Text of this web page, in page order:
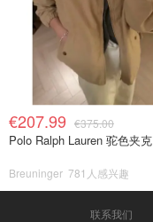
€207.99 €375.00
Polo Ralph Lauren 驼色夹克
Breuninger 781人感兴趣
联系我们